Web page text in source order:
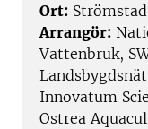
Ort: Strömstad
Arrangör:
Vattenbruk,
Innovatum
Ostrea